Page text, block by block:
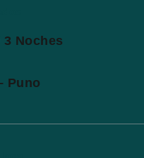
Noches
Puno